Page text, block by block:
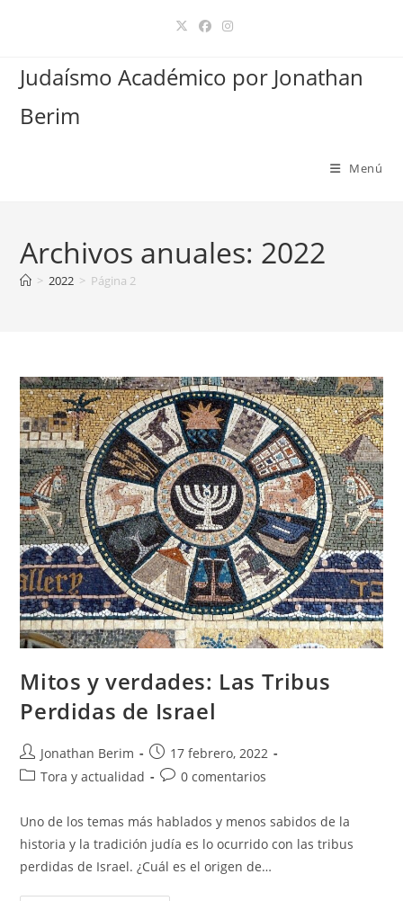
Judaísmo Académico por Jonathan
Berim
Menú
Archivos anuales: 2022
> 2022 > Página 2
Mitos y verdades: Las Tribus
Perdidas de Israel
Autor
de
Jonathan Berim
Entrada
publicada:
17 febrero, 2022
Categoría
la
Tora y actualidad
Comentarios
0 comentarios
Uno de los temas más hablados y menos sabidos de la
historia y la tradición judía es lo ocurrido con las tribus
perdidas de Israel. ¿Cuál es el origen de…